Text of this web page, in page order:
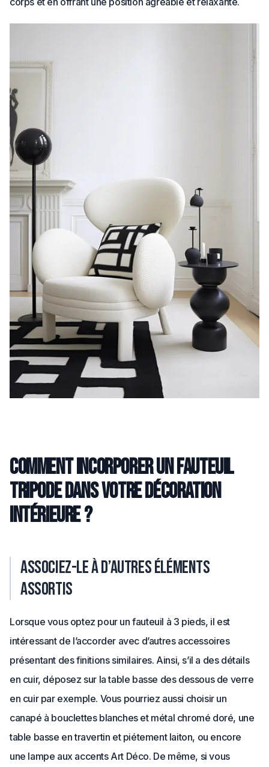
Comment incorporer un fauteuil
tripode dans votre décoration
intérieure ?
Associez-le à d’autres éléments
assortis
Lorsque vous optez pour un fauteuil à 3 pieds, il est
intéressant de l’accorder avec d’autres accessoires
présentant des finitions similaires. Ainsi, s’il a des détails
en cuir, déposez sur la table basse des dessous de verre
en cuir par exemple. Vous pourriez aussi choisir un
canapé à bouclettes blanches et métal chromé doré, une
table basse en travertin et piétement laiton, ou encore
une lampe aux accents Art Déco. De même, si vous